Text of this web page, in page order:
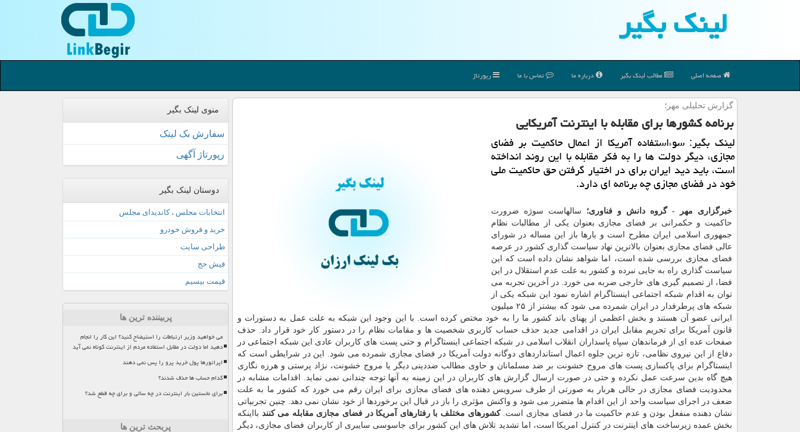
لینك بگیر
صفحه اصلی مطالب لینك بگیر درباره ما تماس با ما رپورتاژ
گزارش تحلیلی مهر؛
برنامه كشورها برای مقابله با اینترنت آمریكایی
لینك بگیر: سوءاستفاده آمریكا از اعمال حاكمیت بر فضای
مجازی، دیگر دولت ها را به فكر مقابله با این روند انداخته
است، باید دید ایران برای در اختیار گرفتن حق حاكمیت ملی
خود در فضای مجازی چه برنامه ای دارد.
خبرگزاری مهر - گروه دانش و فناوری؛ سالهاست سوژه ضرورت
حاكمیت و حكمرانی بر فضای مجازی بعنوان یكی از مطالبات نظام
جمهوری اسلامی ایران مطرح است و بارها باز این مساله در شورای
عالی فضای مجازی بعنوان بالاترین نهاد سیاست گذاری كشور در عرصه
فضای مجازی بررسی شده است، اما شواهد نشان داده است كه این
سیاست گذاری راه به جایی نبرده و كشور به علت عدم استقلال در این
فضا، از تصمیم گیری های خارجی ضربه می خورد. در آخرین تجربه می
توان به اقدام شبكه اجتماعی اینستاگرام اشاره نمود این شبكه یكی از
شبكه های پرطرفدار در ایران شمرده می شود كه بیشتر از ۲۵ میلیون
ایرانی عضو آن هستند و بخش اعظمی از پهنای باند كشور ما را به خود مختص كرده است. با این وجود این شبكه به علت عمل به دستورات و
قانون آمریكا برای تحریم مقابل ایران در اقدامی جدید حذف حساب كاربری شخصیت ها و مقامات نظام را در دستور كار خود قرار داد. حذف
صفحات عده ای از فرماندهان سپاه پاسداران انقلاب اسلامی در شبكه اجتماعی اینستاگرام و حتی پست های كاربران عادی این شبكه اجتماعی در
دفاع از این نیروی نظامی، تازه ترین جلوه اعمال استانداردهای دوگانه دولت آمریكا در فضای مجازی شمرده می شود. این در شرایطی است كه
اینستاگرام برای پاكسازی پست های مروج خشونت بر ضد مسلمانان و حاوی مطالب ضددینی دیگر یا مروج خشونت، نژاد پرستی و هرزه نگاری
هیچ گاه بدین سرعت عمل نكرده و حتی در صورت ارسال گزارش های كاربران در این زمینه به آنها توجه چندانی نمی نماید. اقدامات مشابه در
محدودیت فضای مجازی در حالی هربار به صورتی از طرف سرویس دهنده های فضای مجازی برای ایران رقم می خورد كه كشور ما به علت
ضعف در اجرای سیاست واحد از این اقدام ها متضرر می شود و واكنش مؤثری را باز در قبال این برخوردها از خود نشان نمی دهد. چنین تجربیاتی
نشان دهنده منفعل بودن و عدم حاكمیت ما در فضای مجازی است.كشورهای مختلف با رفتارهای آمریكا در فضای مجازی مقابله می كنند بااینكه
بخش عمده زیرساخت های اینترنت در كنترل امریكا است، اما تشدید تلاش های این كشور برای جاسوسی سایبری از كاربران فضای مجازی، دیگر
منوی لینک بگیر
سفارش بک لینک
رپورتاژ آگهی
دوستان لینک بگیر
انتخابات مجلس ، کاندیدای مجلس
خرید و فروش خودرو
طراحی سایت
فیش حج
قیمت بیسیم
پربیننده ترین ها
می خواهید وزیر ارتباطات را استیضاح کنید؟ این کار را انجام
دهید اما دولت در مقابل استفاده مردم از اینترنت کوتاه نمی آید
اپراتورها پول خرید پرو را پس نمی دهند
کدام حساب ها حذف شدند؟
برای نخستین بار اینترنت در چه سالی و برای چه قطع شد؟
پربحث ترین ها